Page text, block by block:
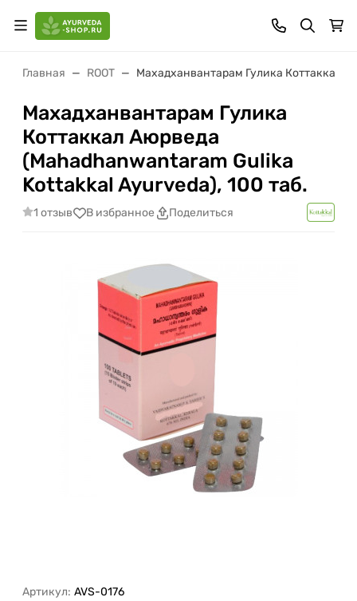
Главная ROOT Махадханвантарам Гулика Коттаккал
Махадханвантарам Гулика
Коттаккал Аюрведа
(Mahadhanwantaram Gulika
Kottakkal Ayurveda), 100 таб.
1 отзыв В избранное Поделиться
Артикул: AVS-0176